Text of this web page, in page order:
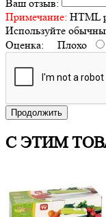
Ваш отзыв:
Примечание: HTML
Используйте
Оценка: Плохо
Продолжить
С ЭТИМ